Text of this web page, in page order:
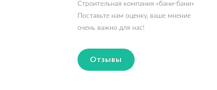
Строительная компания «бани-бани»
Поставьте нам оценку, ваше мнение
очень важно для нас!
Отзывы